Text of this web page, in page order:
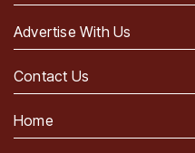
Advertise With Us
Contact Us
Home